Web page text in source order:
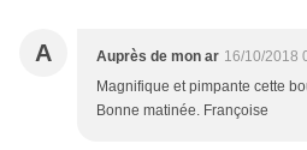
A Auprès de mon ar 16/10/2018
Magnifique et pimpante cette
Bonne matinée. Françoise